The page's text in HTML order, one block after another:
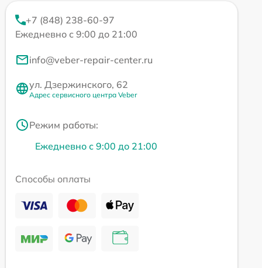
+7 (848) 238-60-97
Ежедневно с 9:00 до 21:00
info@veber-repair-center.ru
ул. Дзержинского, 62
Адрес сервисного центра Veber
Режим работы:
Ежедневно с 9:00 до 21:00
Способы оплаты